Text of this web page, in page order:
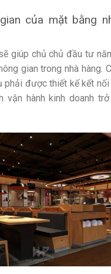
của mặt bằng
giúp chủ chủ đầu tư
gian trong nhà hàng.
phải được thiết kế kết
vận hành kinh doanh